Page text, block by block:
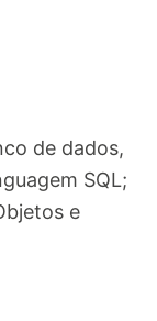
de dados,
SQL;
e